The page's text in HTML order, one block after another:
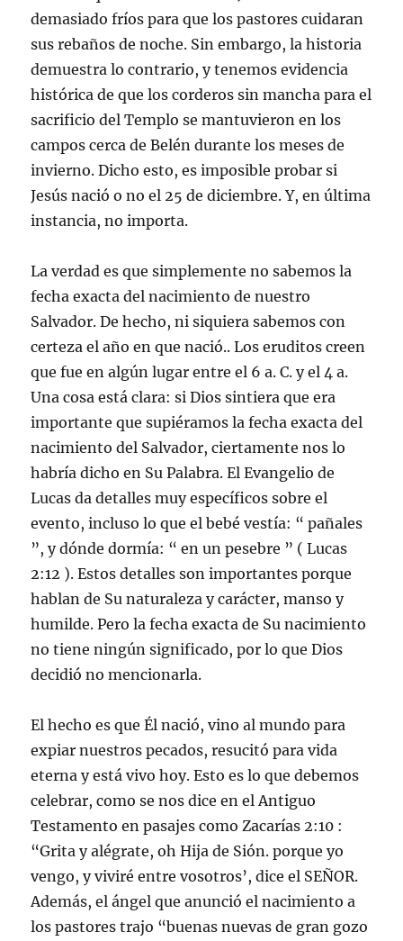
demasiado fríos para que los pastores cuidaran
sus rebaños de noche. Sin embargo, la historia
demuestra lo contrario, y tenemos evidencia
histórica de que los corderos sin mancha para el
sacrificio del Templo se mantuvieron en los
campos cerca de Belén durante los meses de
invierno. Dicho esto, es imposible probar si
Jesús nació o no el 25 de diciembre. Y, en última
instancia, no importa.
La verdad es que simplemente no sabemos la
fecha exacta del nacimiento de nuestro
Salvador. De hecho, ni siquiera sabemos con
certeza el año en que nació.. Los eruditos creen
que fue en algún lugar entre el 6 a. C. y el 4 a.
Una cosa está clara: si Dios sintiera que era
importante que supiéramos la fecha exacta del
nacimiento del Salvador, ciertamente nos lo
habría dicho en Su Palabra. El Evangelio de
Lucas da detalles muy específicos sobre el
evento, incluso lo que el bebé vestía: “ pañales
”, y dónde dormía: “ en un pesebre ” ( Lucas
2:12 ). Estos detalles son importantes porque
hablan de Su naturaleza y carácter, manso y
humilde. Pero la fecha exacta de Su nacimiento
no tiene ningún significado, por lo que Dios
decidió no mencionarla.
El hecho es que Él nació, vino al mundo para
expiar nuestros pecados, resucitó para vida
eterna y está vivo hoy. Esto es lo que debemos
celebrar, como se nos dice en el Antiguo
Testamento en pasajes como Zacarías 2:10 :
“Grita y alégrate, oh Hija de Sión. porque yo
vengo, y viviré entre vosotros’, dice el SEÑOR.
Además, el ángel que anunció el nacimiento a
los pastores trajo “buenas nuevas de gran gozo